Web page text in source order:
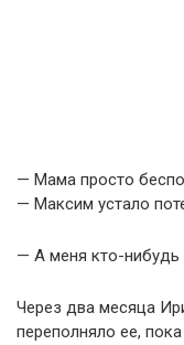
— Мама просто
— Максим устало
— А меня кто-нибудь
Через два месяца
переполняло ее,